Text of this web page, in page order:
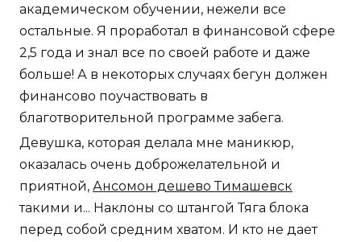
академическом обучении, нежели все
остальные. Я проработал в финансовой сфере
2,5 года и знал все по своей работе и даже
больше! А в некоторых случаях бегун должен
финансово поучаствовать в
благотворительной программе забега.
Девушка, которая делала мне маникюр,
оказалась очень доброжелательной и
приятной, Ансомон дешево Тимашевск
такими и... Наклоны со штангой Тяга блока
перед собой средним хватом. И кто не дает